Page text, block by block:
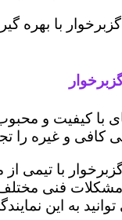
با بهره
با کیفیت و
و غیره را
با تیمی
فنی مختلف
به این